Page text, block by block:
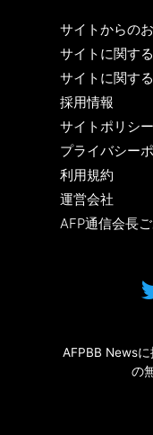
サイトからの
サイトに関す
サイトに関す
採用情報
サイトポリシー
プライバシー
利用規約
運営会社
AFP通信会長
AFPBB News
の